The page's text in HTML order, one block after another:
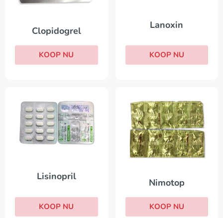
Clopidogrel
KOOP NU
Lanoxin
KOOP NU
Lisinopril
KOOP NU
Nimotop
KOOP NU